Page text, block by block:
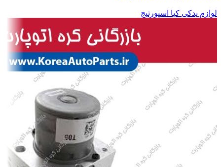
لوازم یدکی کیا اسپورتیج